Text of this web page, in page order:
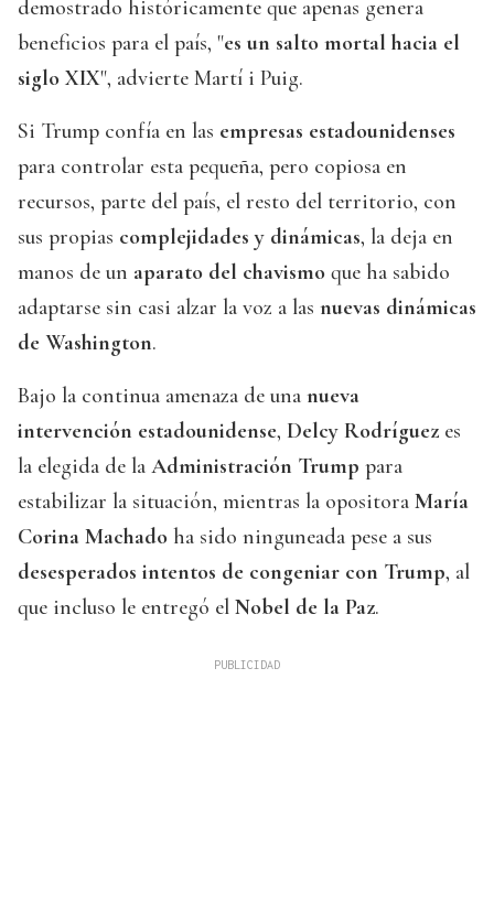
demostrado históricamente que apenas genera
beneficios para el país, "es un salto mortal hacia el
siglo XIX", advierte Martí i Puig.
Si Trump confía en las empresas estadounidenses
para controlar esta pequeña, pero copiosa en
recursos, parte del país, el resto del territorio, con
sus propias complejidades y dinámicas, la deja en
manos de un aparato del chavismo que ha sabido
adaptarse sin casi alzar la voz a las nuevas dinámicas
de Washington.
Bajo la continua amenaza de una nueva
intervención estadounidense, Delcy Rodríguez es
la elegida de la Administración Trump para
estabilizar la situación, mientras la opositora María
Corina Machado ha sido ninguneada pese a sus
desesperados intentos de congeniar con Trump, al
que incluso le entregó el Nobel de la Paz.